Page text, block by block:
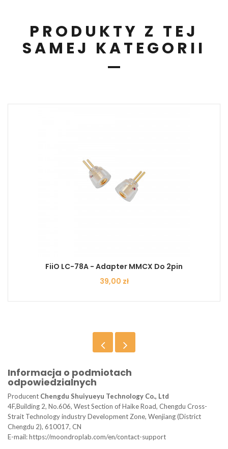
PRODUKTY Z TEJ
SAMEJ KATEGORII
FiiO LC-78A - Adapter MMCX Do 2pin
Cena
39,00 zł
Informacja o podmiotach
odpowiedzialnych
Producent Chengdu Shuiyueyu Technology Co., Ltd
4F,Building 2, No.606, West Section of Haike Road, Chengdu Cross-
Strait Technology industry Development Zone, Wenjiang (District
Chengdu 2), 610017, CN
E-mail: https://moondroplab.com/en/contact-support